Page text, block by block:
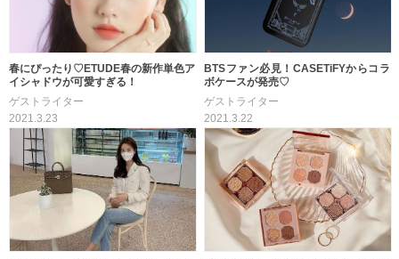
春にぴったり♡ETUDE春の新作単色ア
イシャドウが可愛すぎる！
ゲストライター
2021.3.23
BTSファン必見！CASETiFYからコラ
ボケースが発売♡
ゲストライター
2021.3.22